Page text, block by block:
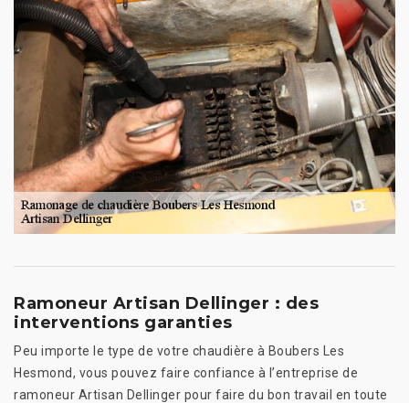
Ramoneur Artisan Dellinger : des
interventions garanties
Peu importe le type de votre chaudière à Boubers Les
Hesmond, vous pouvez faire confiance à l’entreprise de
ramoneur Artisan Dellinger pour faire du bon travail en toute